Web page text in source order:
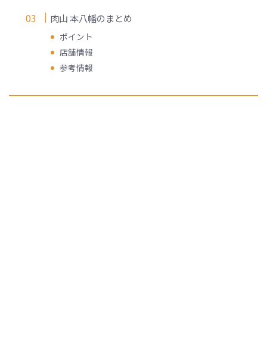
肉山 本八幡のまとめ
ポイント
店舗情報
参考情報